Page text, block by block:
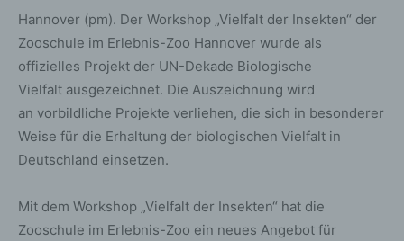
Hannover (pm). Der Workshop „Vielfalt der Insekten“ der
Zooschule im Erlebnis-Zoo Hannover wurde als
offizielles Projekt der UN-Dekade Biologische
Vielfalt ausgezeichnet. Die Auszeichnung wird
an vorbildliche Projekte verliehen, die sich in besonderer
Weise für die Erhaltung der biologischen Vielfalt in
Deutschland einsetzen.
Mit dem Workshop „Vielfalt der Insekten“ hat die
Zooschule im Erlebnis-Zoo ein neues Angebot für